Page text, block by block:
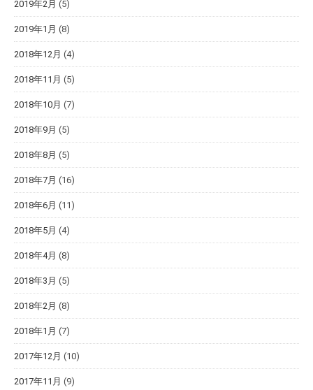
2019年2月 (5)
2019年1月 (8)
2018年12月 (4)
2018年11月 (5)
2018年10月 (7)
2018年9月 (5)
2018年8月 (5)
2018年7月 (16)
2018年6月 (11)
2018年5月 (4)
2018年4月 (8)
2018年3月 (5)
2018年2月 (8)
2018年1月 (7)
2017年12月 (10)
2017年11月 (9)